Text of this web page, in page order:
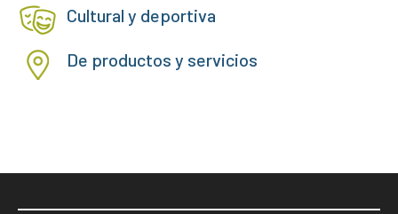
Cultural y deportiva
De productos y servicios